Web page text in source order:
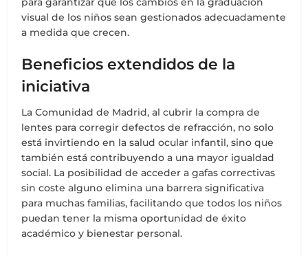
visual de los niños sean gestionados adecuadamente
a medida que crecen.
Beneficios extendidos de la
iniciativa
La Comunidad de Madrid, al cubrir la compra de
lentes para corregir defectos de refracción, no solo
está invirtiendo en la salud ocular infantil, sino que
también está contribuyendo a una mayor igualdad
social. La posibilidad de acceder a gafas correctivas
sin coste alguno elimina una barrera significativa
para muchas familias, facilitando que todos los niños
puedan tener la misma oportunidad de éxito
académico y bienestar personal.